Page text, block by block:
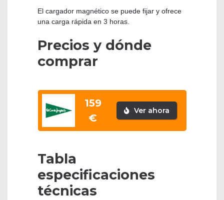
El cargador magnético se puede fijar y ofrece
una carga rápida en 3 horas.
Precios y dónde
comprar
159
€
Ver ahora
Tabla
especificaciones
técnicas